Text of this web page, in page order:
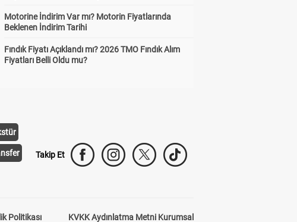
Motorine İndirim Var mı? Motorin Fiyatlarında
Beklenen İndirim Tarihi
Fındık Fiyatı Açıklandı mı? 2026 TMO Fındık Alım
Fiyatları Belli Oldu mu?
Takip Et
Politikası KVKK Aydınlatma Metni Kurumsal